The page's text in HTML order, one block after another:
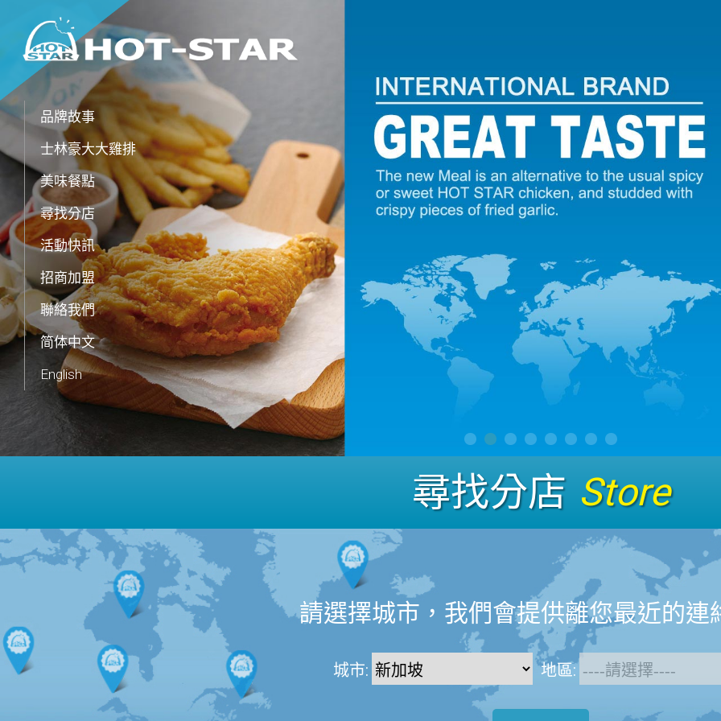
品牌故事
士林豪大大雞排
美味餐點
尋找分店
活動快訊
招商加盟
聯絡我們
简体中文
English
尋找分店 Store
請選擇城市，我們會提供離您最近的連
城市: 地區: